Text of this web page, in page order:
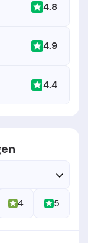
4.8
4.9
4.4
4 5